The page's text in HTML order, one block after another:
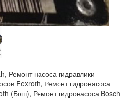
Ремонт насоса гидравлики
Rexroth, Ремонт гидронасоса
(Бош), Ремонт гидронасоса Bosch